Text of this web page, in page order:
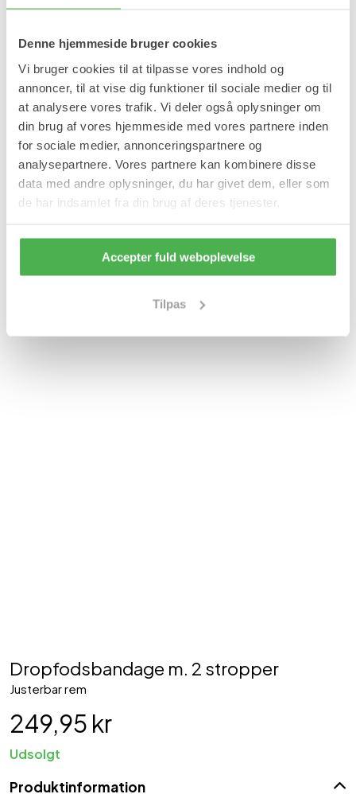
Denne hjemmeside bruger cookies
Vi bruger cookies til at tilpasse vores indhold og
annoncer, til at vise dig funktioner til sociale medier og til
at analysere vores trafik. Vi deler også oplysninger om
din brug af vores hjemmeside med vores partnere inden
for sociale medier, annonceringspartnere og
analysepartnere. Vores partnere kan kombinere disse
data med andre oplysninger, du har givet dem, eller som
de har indsamlet fra din brug af deres tjenester.
Accepter fuld weboplevelse
Tilpas
Dropfodsbandage m. 2 stropper
Justerbar rem
249,95 kr
Udsolgt
Produktinformation